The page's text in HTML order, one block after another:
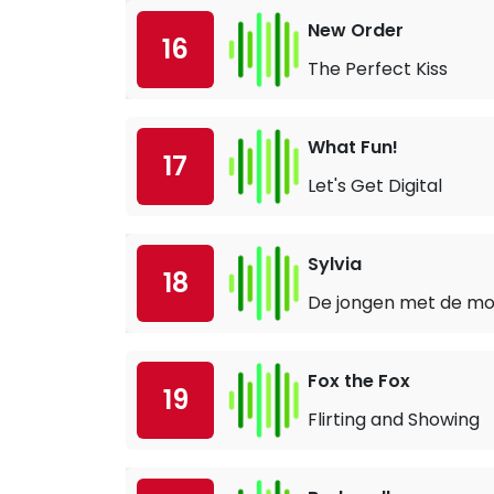
16
New Order
The Perfect Kiss
17
What Fun!
Let's Get Digital
18
Sylvia
De jongen met de
19
Fox the Fox
Flirting and Showing